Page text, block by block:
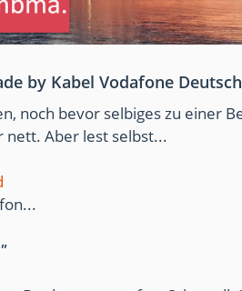
by Kabel Vodafone
noch bevor selbiges zu einer
nett. Aber lest selbst...